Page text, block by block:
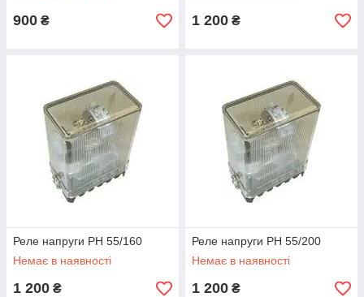
900 ₴ 1 200 ₴
Реле напруги РН 55/160
Немає в наявності
1 200 ₴
Реле напруги РН 55/200
Немає в наявності
1 200 ₴